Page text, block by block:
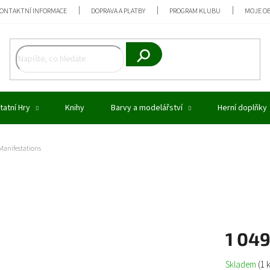
INFORMACE DOPRAVA A PLATBY PROGRAM KLUBU MOJE
Hledat
Hry Knihy Barvy a modelářství Herní doplňky
1
Měrná
Skladem (1